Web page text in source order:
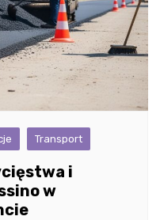
Transport
i
w